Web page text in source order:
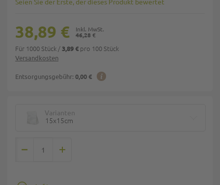
Versandkosten
Entsorgungsgebühr: 0,00 €
46,28 €
38,89 €
Für 1000 Stück /3,89 € pro 100 Stück
Varianten
15x15cm